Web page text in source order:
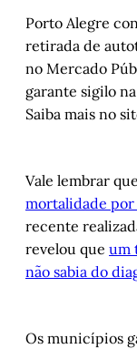
Porto Alegre
retirada de
no Mercado
garante sigilo
Saiba mais no
Vale lembrar
mortalidade por
recente
revelou que um
não sabia do
Os municípios